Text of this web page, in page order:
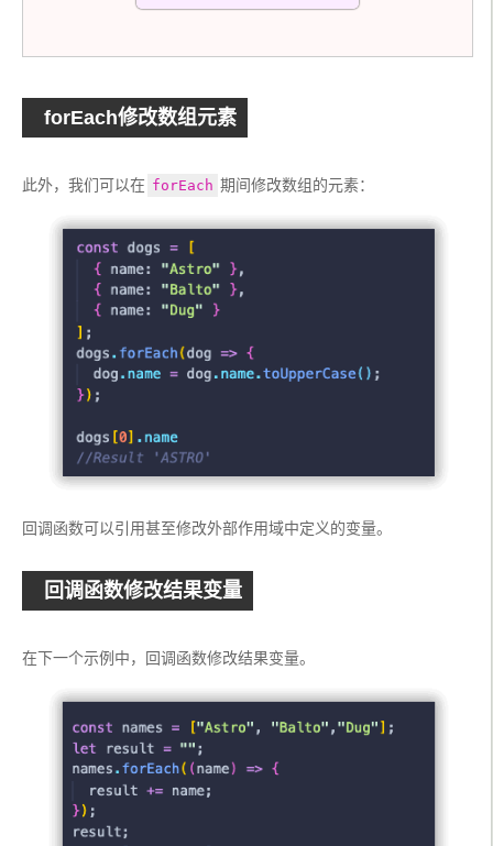
forEach修改数组元素
此外，我们可以在 forEach 期间修改数组的元素：
回调函数可以引用甚至修改外部作用域中定义的变量。
回调函数修改结果变量
在下一个示例中，回调函数修改结果变量。